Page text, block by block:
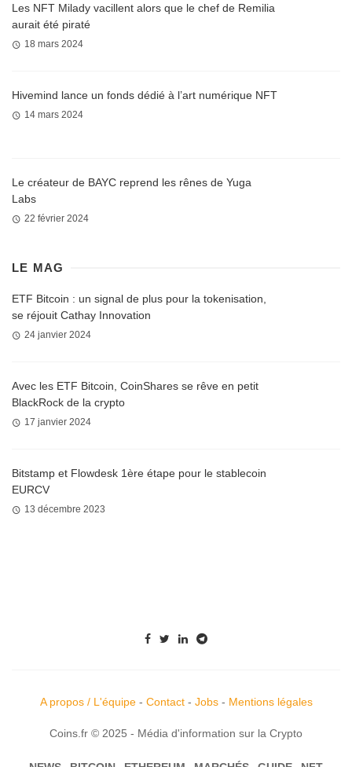
Les NFT Milady vacillent alors que le chef de Remilia
aurait été piraté
18 mars 2024
Hivemind lance un fonds dédié à l’art numérique NFT
14 mars 2024
Le créateur de BAYC reprend les rênes de Yuga
Labs
22 février 2024
LE MAG
ETF Bitcoin : un signal de plus pour la tokenisation,
se réjouit Cathay Innovation
24 janvier 2024
Avec les ETF Bitcoin, CoinShares se rêve en petit
BlackRock de la crypto
17 janvier 2024
Bitstamp et Flowdesk 1ère étape pour le stablecoin
EURCV
13 décembre 2023
A propos / L'équipe- Contact- Jobs- Mentions légales
Coins.fr © 2025 - Média d'information sur la Crypto